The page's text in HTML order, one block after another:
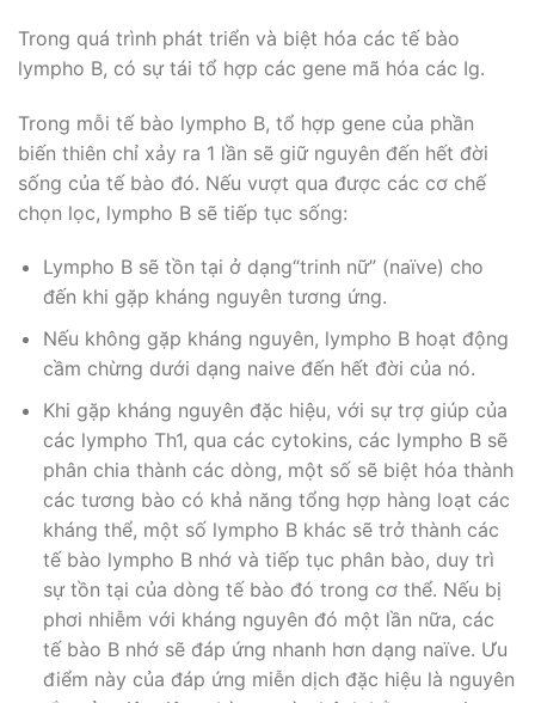
Trong quá trình phát triển và biệt hóa các tế bào
lympho B, có sự tái tổ hợp các gene mã hóa các Ig.
Trong mỗi tế bào lympho B, tổ hợp gene của phần
biến thiên chỉ xảy ra 1 lần sẽ giữ nguyên đến hết đời
sống của tế bào đó. Nếu vượt qua được các cơ chế
chọn lọc, lympho B sẽ tiếp tục sống:
Lympho B sẽ tồn tại ở dạng“trinh nữ” (naïve) cho
đến khi gặp kháng nguyên tương ứng.
Nếu không gặp kháng nguyên, lympho B hoạt động
cầm chừng dưới dạng naive đến hết đời của nó.
Khi gặp kháng nguyên đặc hiệu, với sự trợ giúp của
các lympho T­h1, qua các cytokins, các lympho B sẽ
phân chia thành các dòng, một số sẽ biệt hóa thành
các tương bào có khả năng tổng hợp hàng loạt các
kháng thể, một số lympho B khác sẽ trở thành các
tế bào lympho B nhớ và tiếp tục phân bào, duy trì
sự tồn tại của dòng tế bào đó trong cơ thể. Nếu bị
phơi nhiễm với kháng nguyên đó một lần nữa, các
tế bào B nhớ sẽ đáp ứng nhanh hơn dạng naïve. Ưu
điểm này của đáp ứng miễn dịch đặc hiệu là nguyên